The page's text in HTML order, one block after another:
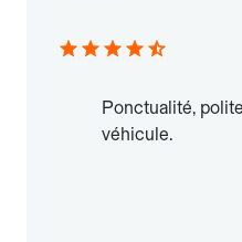
Ponctualité,
véhicule.